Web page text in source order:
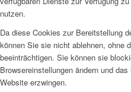
nutzen.
Da diese Cookies zur Bereitstellung
können Sie sie nicht ablehnen, ohne
beeinträchtigen. Sie können sie
Browsereinstellungen ändern und
Website erzwingen.